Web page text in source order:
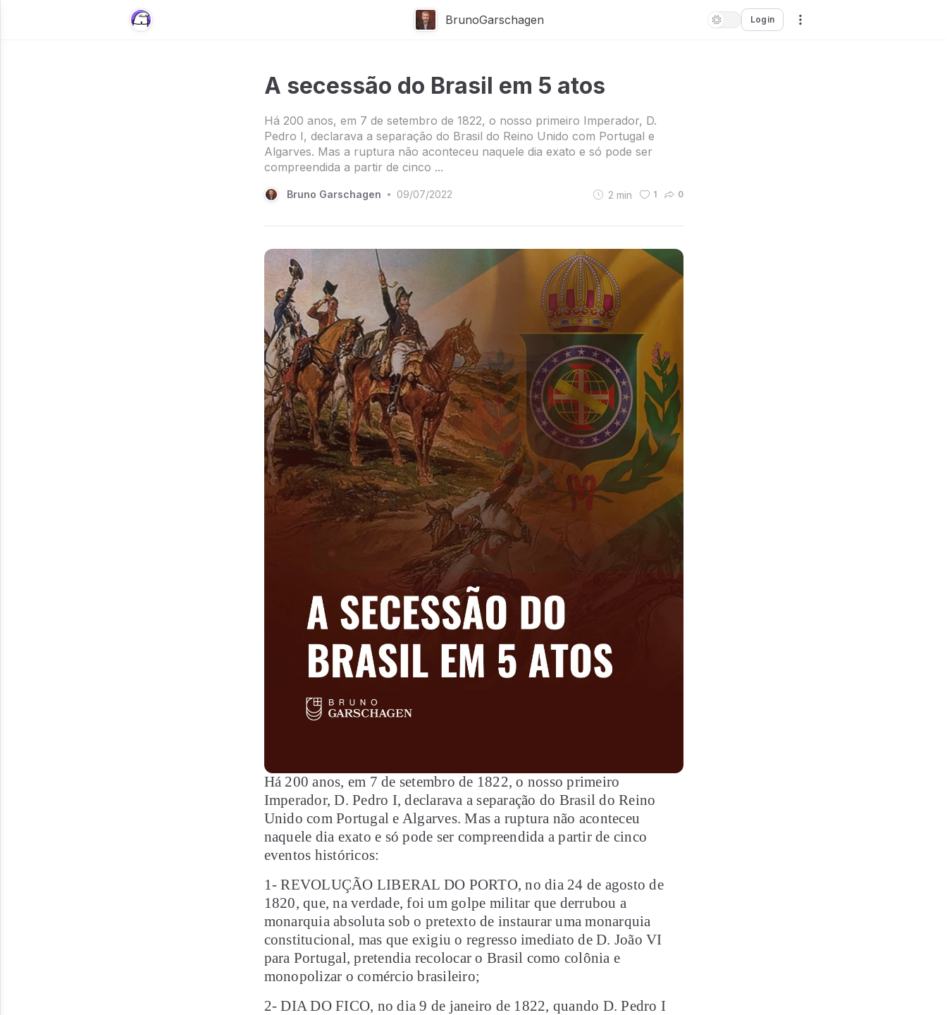
BrunoGarschagen Login
A secessão do Brasil em 5 atos
Há 200 anos, em 7 de setembro de 1822, o nosso primeiro Imperador, D.
Pedro I, declarava a separação do Brasil do Reino Unido com Portugal e
Algarves. Mas a ruptura não aconteceu naquele dia exato e só pode ser
compreendida a partir de cinco ...
Bruno Garschagen • 09/07/2022 2 min 1 0
Há 200 anos, em 7 de setembro de 1822, o nosso primeiro
Imperador, D. Pedro I, declarava a separação do Brasil do Reino
Unido com Portugal e Algarves. Mas a ruptura não aconteceu
naquele dia exato e só pode ser compreendida a partir de cinco
eventos históricos:
1- REVOLUÇÃO LIBERAL DO PORTO, no dia 24 de agosto de
1820, que, na verdade, foi um golpe militar que derrubou a
monarquia absoluta sob o pretexto de instaurar uma monarquia
constitucional, mas que exigiu o regresso imediato de D. João VI
para Portugal, pretendia recolocar o Brasil como colônia e
monopolizar o comércio brasileiro;
2- DIA DO FICO, no dia 9 de janeiro de 1822, quando D. Pedro I